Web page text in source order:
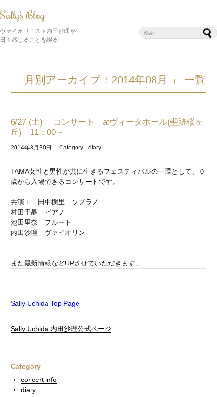
ヴァイオリニスト内田沙理が
日々感じることを綴る
「 月別アーカイブ：2014年08月 」 一覧
6/27 (土) コンサート atヴィータホール(聖跡桜ヶ
丘) 11：00～
2014年8月30日 Category -diary
TAMA女性と男性が共に生きるフェスティバルの一環として、０
歳から入場できるコンサートです。
共演： 田中樹里 ソプラノ
村田千晶 ピアノ
池田里奈 フルート
内田沙理 ヴァイオリン
また最新情報などUPさせていただきます。
Sally Uchida Top Page
Sally Uchida 内田沙理公式ページ
Category
concert info
diary